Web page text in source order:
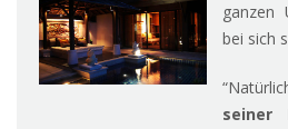
ganzen
bei sich
seiner